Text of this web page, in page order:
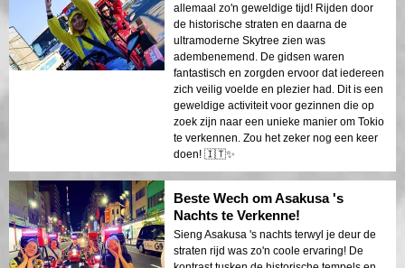
allemaal zo'n geweldige tijd! Rijden door
de historische straten en daarna de
ultramoderne Skytree zien was
adembenemend. De gidsen waren
fantastisch en zorgden ervoor dat iedereen
zich veilig voelde en plezier had. Dit is een
geweldige activiteit voor gezinnen die op
zoek zijn naar een unieke manier om Tokio
te verkennen. Zou het zeker nog een keer
doen! 🇮🇹✨
Beste Wech om Asakusa 's
Nachts te Verkenne!
Sieng Asakusa 's nachts terwyl je deur de
straten rijd was zo'n coole ervaring! De